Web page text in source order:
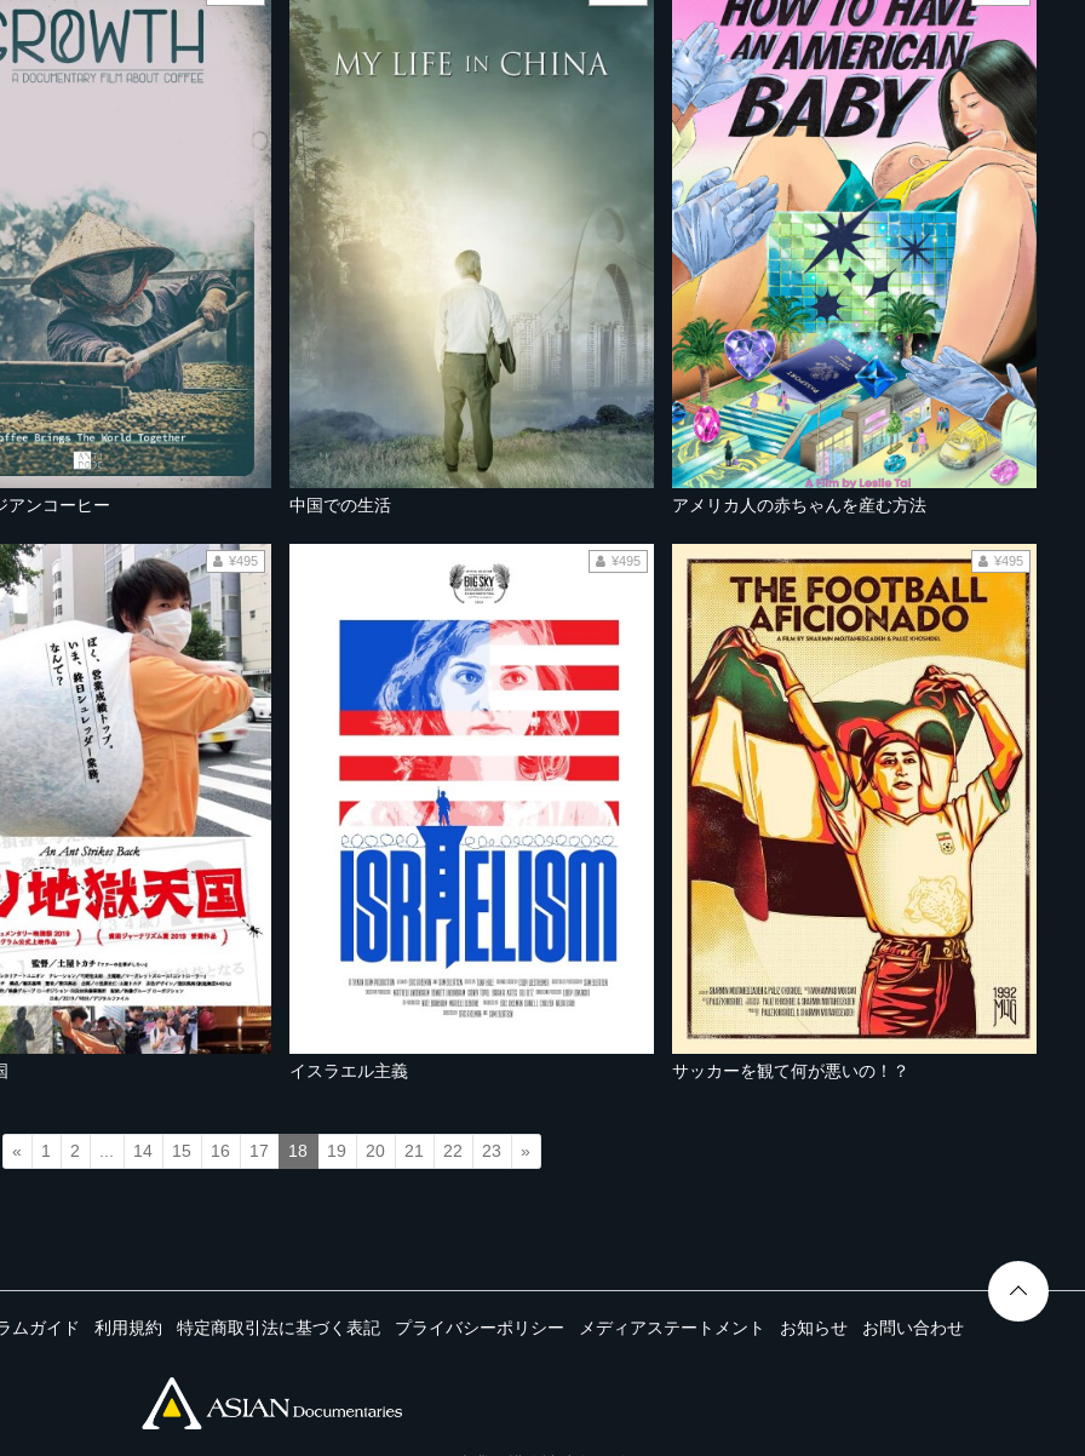
アンコーヒー 中国での生活 アメリカ人の赤ちゃんを産む方法
¥495
イスラエル主義
¥495
サッカーを観て何が悪いの！？
¥495
« 1 2 14 15 16 17 18 19 20 21 22 23 »
ムガイド 利用規約 特定商取引法に基づく表記 プライバシーポリシー メディアステートメント お知らせ お問い合わせ